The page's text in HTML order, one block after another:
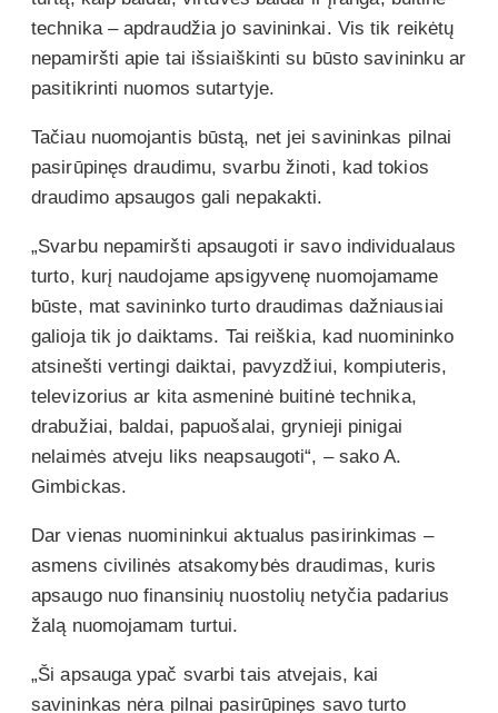
technika – apdraudžia jo savininkai. Vis tik reikėtų
nepamiršti apie tai išsiaiškinti su būsto savininku ar
pasitikrinti nuomos sutartyje.
Tačiau nuomojantis būstą, net jei savininkas pilnai
pasirūpinęs draudimu, svarbu žinoti, kad tokios
draudimo apsaugos gali nepakakti.
„Svarbu nepamiršti apsaugoti ir savo individualaus
turto, kurį naudojame apsigyvenę nuomojamame
būste, mat savininko turto draudimas dažniausiai
galioja tik jo daiktams. Tai reiškia, kad nuomininko
atsinešti vertingi daiktai, pavyzdžiui, kompiuteris,
televizorius ar kita asmeninė buitinė technika,
drabužiai, baldai, papuošalai, grynieji pinigai
nelaimės atveju liks neapsaugoti“, – sako A.
Gimbickas.
Dar vienas nuomininkui aktualus pasirinkimas –
asmens civilinės atsakomybės draudimas, kuris
apsaugo nuo finansinių nuostolių netyčia padarius
žalą nuomojamam turtui.
„Ši apsauga ypač svarbi tais atvejais, kai
savininkas nėra pilnai pasirūpinęs savo turto